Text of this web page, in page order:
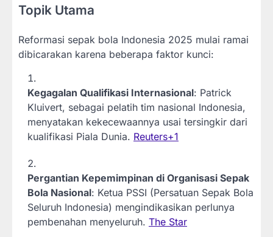
Topik Utama
Reformasi sepak bola Indonesia 2025 mulai ramai
dibicarakan karena beberapa faktor kunci:
Kegagalan Qualifikasi Internasional: Patrick
Kluivert, sebagai pelatih tim nasional Indonesia,
menyatakan kekecewaannya usai tersingkir dari
kualifikasi Piala Dunia. Reuters+1
Pergantian Kepemimpinan di Organisasi Sepak
Bola Nasional: Ketua PSSI (Persatuan Sepak Bola
Seluruh Indonesia) mengindikasikan perlunya
pembenahan menyeluruh. The Star